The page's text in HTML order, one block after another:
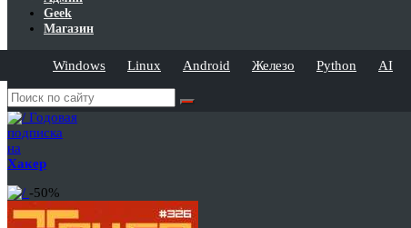
Geek
Магазин
Windows Linux Android Железо Python AI
Годовая
подписка
на
Хакер
-50%